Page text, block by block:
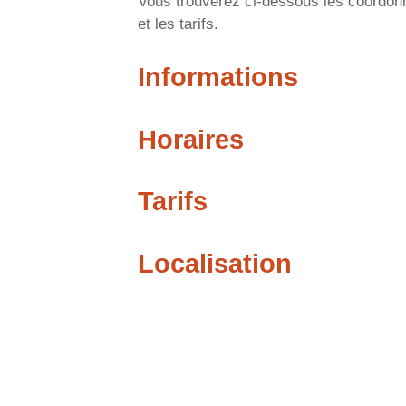
et les tarifs.
Informations
Horaires
Tarifs
Localisation